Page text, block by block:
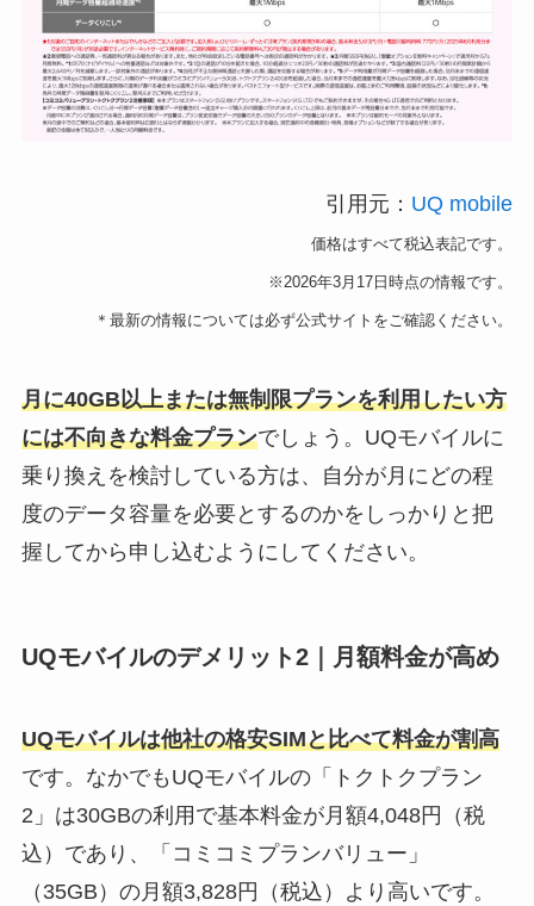
引用元： UQ mobile
価格はすべて税込表記です。
※2026年3月17日時点の情報です。
＊最新の情報については必ず公式サイトをご確認ください。
月に40GB以上または無制限プランを利用したい方
には不向きな料金プランでしょう。UQモバイルに
乗り換えを検討している方は、自分が月にどの程
度のデータ容量を必要とするのかをしっかりと把
握してから申し込むようにしてください。
UQモバイルのデメリット2｜月額料金が高め
UQモバイルは他社の格安SIMと比べて料金が割高
です。なかでもUQモバイルの「トクトクプラン
2」は30GBの利用で基本料金が月額4,048円（税
込）であり、「コミコミプランバリュー」
（35GB）の月額3,828円（税込）より高いです。